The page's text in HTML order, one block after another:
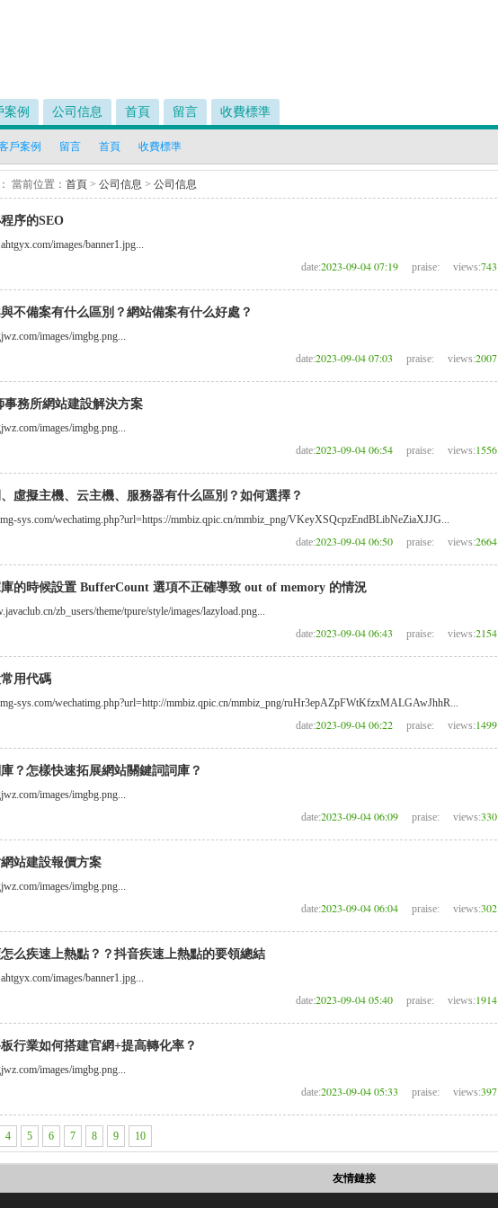
案例 公司信息 首頁 留言 收費標準
戶案例 留言 首頁 收費標準
當前位置： 首頁 > 公司信息 > 公司信息
序的SEO
images/banner1.jpg...
date:2023-09-04 07:19 praise: views:743
不備案有什么區別？網站備案有什么好處？
images/imgbg.png...
date:2023-09-04 07:03 praise: views:2007
事務所網站建設解決方案
images/imgbg.png...
date:2023-09-04 06:54 praise: views: 1556
虛擬主機、云主機、服務器有什么區別？如何選擇？
sys.com/wechatimg.php?url=https://mmbiz.qpic.cn/mmbiz_png/VKeyXSQcpzEndBLibNeZiaXJJG...
date:2023-09-04 06:50 praise: views:2664
的時候設置 BufferCount 選項不正確導致 out of memory 的情況
zb_users/theme/tpure/style/images/lazyload.png...
date:2023-09-04 06:43 praise: views:2154
用代碼
sys.com/wechatimg.php?url=http://mmbiz.qpic.cn/mmbiz_png/ruHr3epAZpFWtKfzxMALGAwJhhR...
date:2023-09-04 06:22 praise: views: 1499
？怎樣快速拓展網站關鍵詞詞庫？
images/imgbg.png...
date:2023-09-04 06:09 praise: views:330
站建設報價方案
images/imgbg.png...
date:2023-09-04 06:04 praise: views:302
么疾速上熱點？？抖音疾速上熱點的要領總結
images/banner1.jpg...
date:2023-09-04 05:40 praise: views: 1914
行業如何搭建官網+提高轉化率？
images/imgbg.png...
date:2023-09-04 05:33 praise: views:397
4 5 6 7 8 9 10
友情鏈接